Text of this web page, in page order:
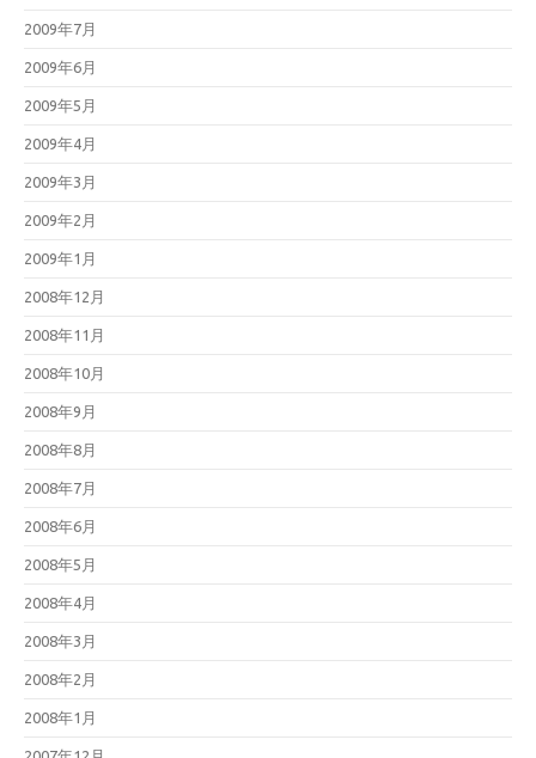
2009年7月
2009年6月
2009年5月
2009年4月
2009年3月
2009年2月
2009年1月
2008年12月
2008年11月
2008年10月
2008年9月
2008年8月
2008年7月
2008年6月
2008年5月
2008年4月
2008年3月
2008年2月
2008年1月